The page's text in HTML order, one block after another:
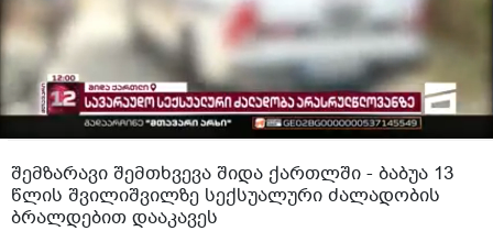
შემზარავი შემთხვევა შიდა ქართლში - ბაბუა 13
წლის შვილიშვილზე სექსუალური ძალადობის
ბრალდებით დააკავეს